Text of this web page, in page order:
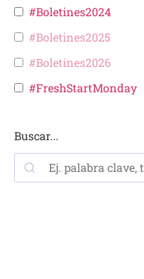
#Boletines2024
#Boletines2025
#Boletines2026
#FreshStartMonday
Buscar...